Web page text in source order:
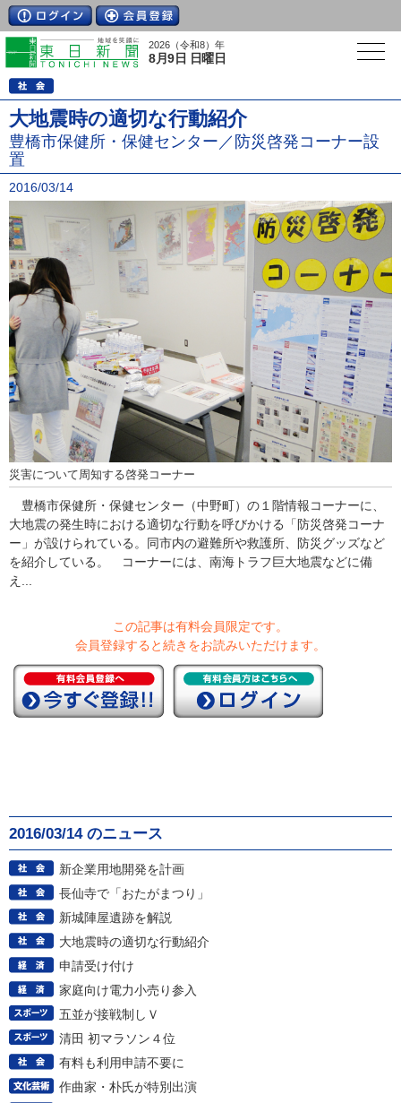
2026（令和8）年
8月9日 日曜日
大地震時の適切な行動紹介
豊橋市保健所・保健センター／防災啓発コーナー設
置
2016/03/14
災害について周知する啓発コーナー
豊橋市保健所・保健センター（中野町）の１階情報コーナーに、
大地震の発生時における適切な行動を呼びかける「防災啓発コーナ
ー」が設けられている。同市内の避難所や救護所、防災グッズなど
を紹介している。 コーナーには、南海トラフ巨大地震などに備
え...
この記事は有料会員限定です。
会員登録すると続きをお読みいただけます。
2016/03/14 のニュース
新企業用地開発を計画
長仙寺で「おたがまつり」
新城陣屋遺跡を解説
大地震時の適切な行動紹介
申請受け付け
家庭向け電力小売り参入
五並が接戦制しＶ
清田 初マラソン４位
有料も利用申請不要に
作曲家・朴氏が特別出演